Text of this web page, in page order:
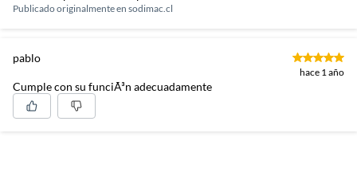
Publicado originalmente en sodimac.cl
pablo
hace 1 año
Cumple con su funciÃ³n adecuadamente